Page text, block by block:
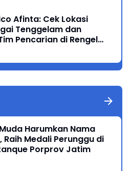
Afinta: Cek Lokasi
Tenggelam dan
Pencarian di Rengel
Harumkan Nama
Raih Medali Perunggu di
Porprov Jatim